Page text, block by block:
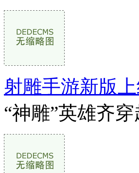
射雕手游新版
“神雕”英雄齐穿